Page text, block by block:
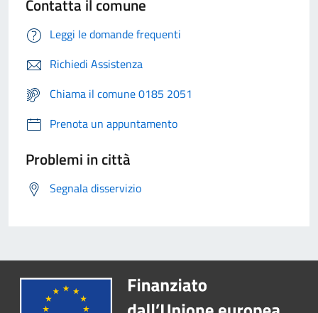
Contatta il comune
Leggi le domande frequenti
Richiedi Assistenza
Chiama il comune 0185 2051
Prenota un appuntamento
Problemi in città
Segnala disservizio